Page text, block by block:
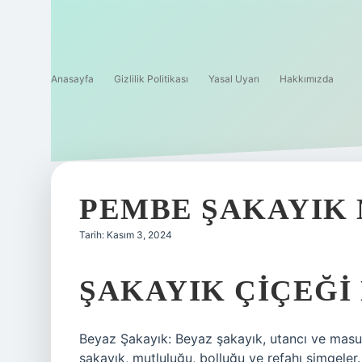
Anasayfa Gizlilik Politikası Yasal Uyarı Hakkımızda
PEMBE ŞAKAYIK
Tarih: Kasım 3, 2024
ŞAKAYIK ÇIÇEĞI
Beyaz Şakayık: Beyaz şakayık, utancı ve
şakayık, mutluluğu, bolluğu ve refahı simgeler.